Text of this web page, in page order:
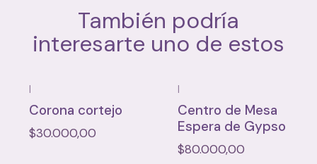
También podría
interesarte uno de estos
|
Corona cortejo
$30.000,00
|
Centro de Mesa
Espera de Gypso
$80.000,00